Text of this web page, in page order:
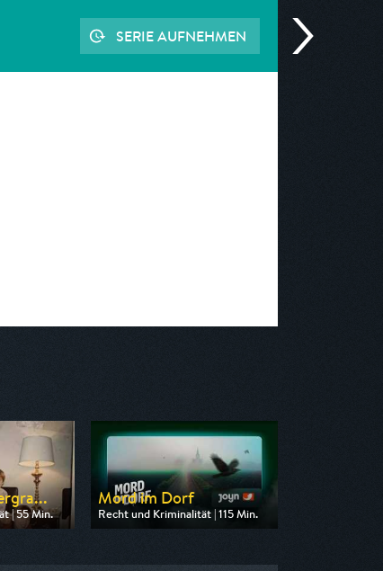
SERIE AUFNEHMEN
| 55 Min.
Gold
Mord im Dorf
Recht und Kriminalität | 115 Min.
Ausgestrahlt von SAT.1 Gold